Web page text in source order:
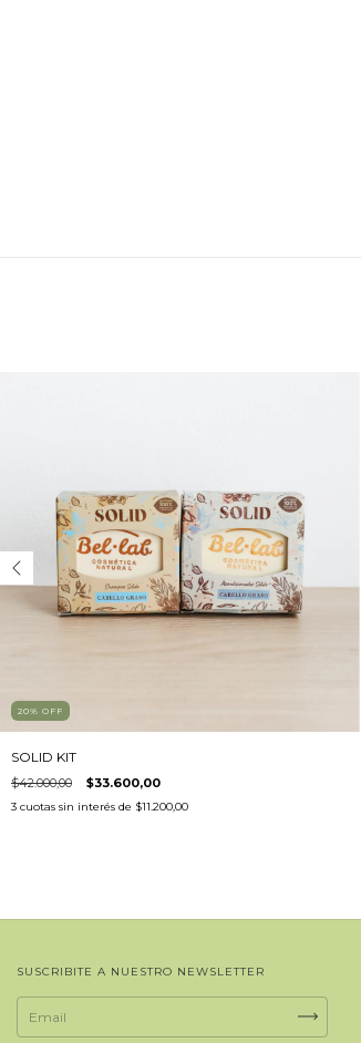
20% OFF
SOLID KIT
$42.000,00 $33.600,00
3 cuotas sin interés de $11.200,00
SUSCRIBITE A NUESTRO NEWSLETTER